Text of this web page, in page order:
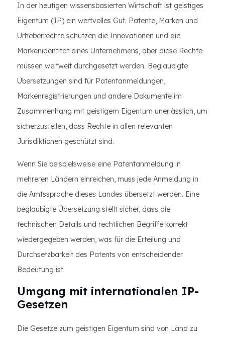
In der heutigen wissensbasierten Wirtschaft ist geistiges
Eigentum (IP) ein wertvolles Gut. Patente, Marken und
Urheberrechte schützen die Innovationen und die
Markenidentität eines Unternehmens, aber diese Rechte
müssen weltweit durchgesetzt werden. Beglaubigte
Übersetzungen sind für Patentanmeldungen,
Markenregistrierungen und andere Dokumente im
Zusammenhang mit geistigem Eigentum unerlässlich, um
sicherzustellen, dass Rechte in allen relevanten
Jurisdiktionen geschützt sind.
Wenn Sie beispielsweise eine Patentanmeldung in
mehreren Ländern einreichen, muss jede Anmeldung in
die Amtssprache dieses Landes übersetzt werden. Eine
beglaubigte Übersetzung stellt sicher, dass die
technischen Details und rechtlichen Begriffe korrekt
wiedergegeben werden, was für die Erteilung und
Durchsetzbarkeit des Patents von entscheidender
Bedeutung ist.
Umgang mit internationalen IP-
Gesetzen
Die Gesetze zum geistigen Eigentum sind von Land zu